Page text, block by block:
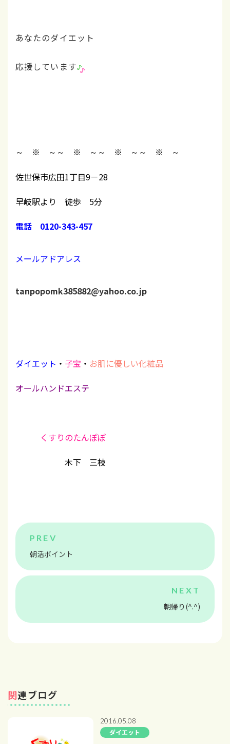
あなたのダイエット
応援しています
～ ※ ～ ～ ※ ～ ～ ※ ～ ～ ※ ～
佐世保市広田1丁目9－28
早岐駅より 徒歩 5分
電話 0120-343-457
メールアドアレス
tanpopomk385882@yahoo.co.jp
ダイエット ・ 子宝 ・ お肌に優しい化粧品
オールハンドエステ
くすりのたんぽぽ
木下 三枝
朝活ポイント
朝帰り(^.^)
関連ブログ
2016.05.08
ダイエット